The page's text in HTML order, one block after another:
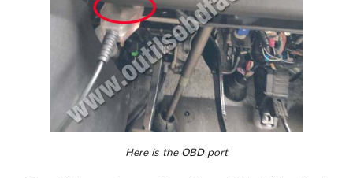
Here is the OBD port